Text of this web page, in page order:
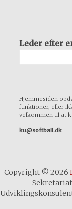
Leder efter
Hjemmesiden
funktioner, eller
velkommen til at
ku@softball.dk
Copyright © 2026
Udviklingskonsulent